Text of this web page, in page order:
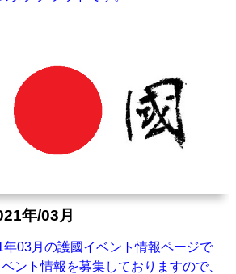
年/03月
03月の護國イベント情報ページで
ント情報を募集しておりますので、